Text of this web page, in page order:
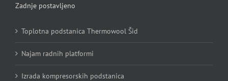
Zadnje postavljeno
Toplotna podstanica Thermowool Šid
Najam radnih platformi
Izrada kompresorskih podstanica